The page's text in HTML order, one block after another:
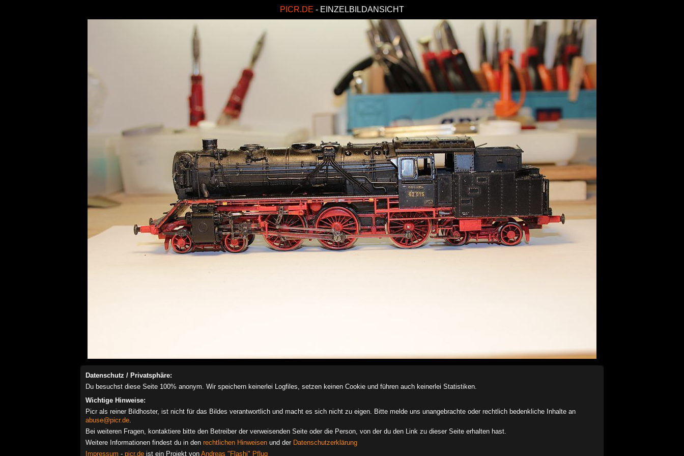
PICR.DE - EINZELBILDANSICHT
Datenschutz / Privatsphäre:
Du besuchst diese Seite 100% anonym. Wir speichern keinerlei Logfiles, setzen keinen Cookie und führen auch keinerlei Statistiken.
Wichtige Hinweise:
Picr als reiner Bildhoster, ist nicht für das Bildes verantwortlich und macht es sich nicht zu eigen. Bitte melde uns unangebrachte oder rechtlich bedenkliche Inhalte an
abuse@picr.de.
Bei weiteren Fragen, kontaktiere bitte den Betreiber der verweisenden Seite oder die Person, von der du den Link zu dieser Seite erhalten hast.
Weitere Informationen findest du in den rechtlichen Hinweisen und der Datenschutzerklärung
Impressum - picr.de ist ein Projekt von Andreas "Flashi" Pflug